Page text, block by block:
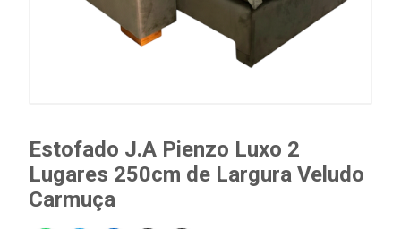
Estofado J.A Pienzo Luxo 2
Lugares 250cm de Largura Veludo
Carmuça